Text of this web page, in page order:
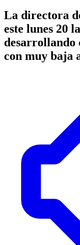
La directora
este lunes 20
desarrollando
con muy baja